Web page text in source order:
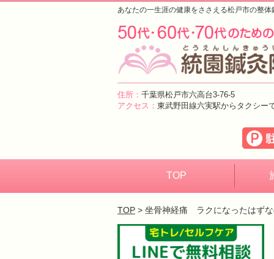
あなたの一生涯の健康をささえる松戸市の整
住所： 千葉県松戸市六高台3-76-5
アクセス： 東武野田線六実駅からタクシー
TOP
TOP > 坐骨神経痛 ラクになったはず